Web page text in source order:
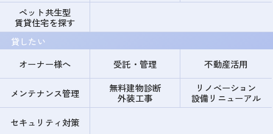
ペット共生型
賃貸住宅を探す
貸したい
オーナー様へ
受託・管理 不動産活用
メンテナンス管理
無料建物診断
外装工事
リノベーション
設備リニューアル
セキュリティ対策